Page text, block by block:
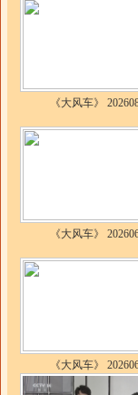
《大风车》
《大风车》
《大风车》